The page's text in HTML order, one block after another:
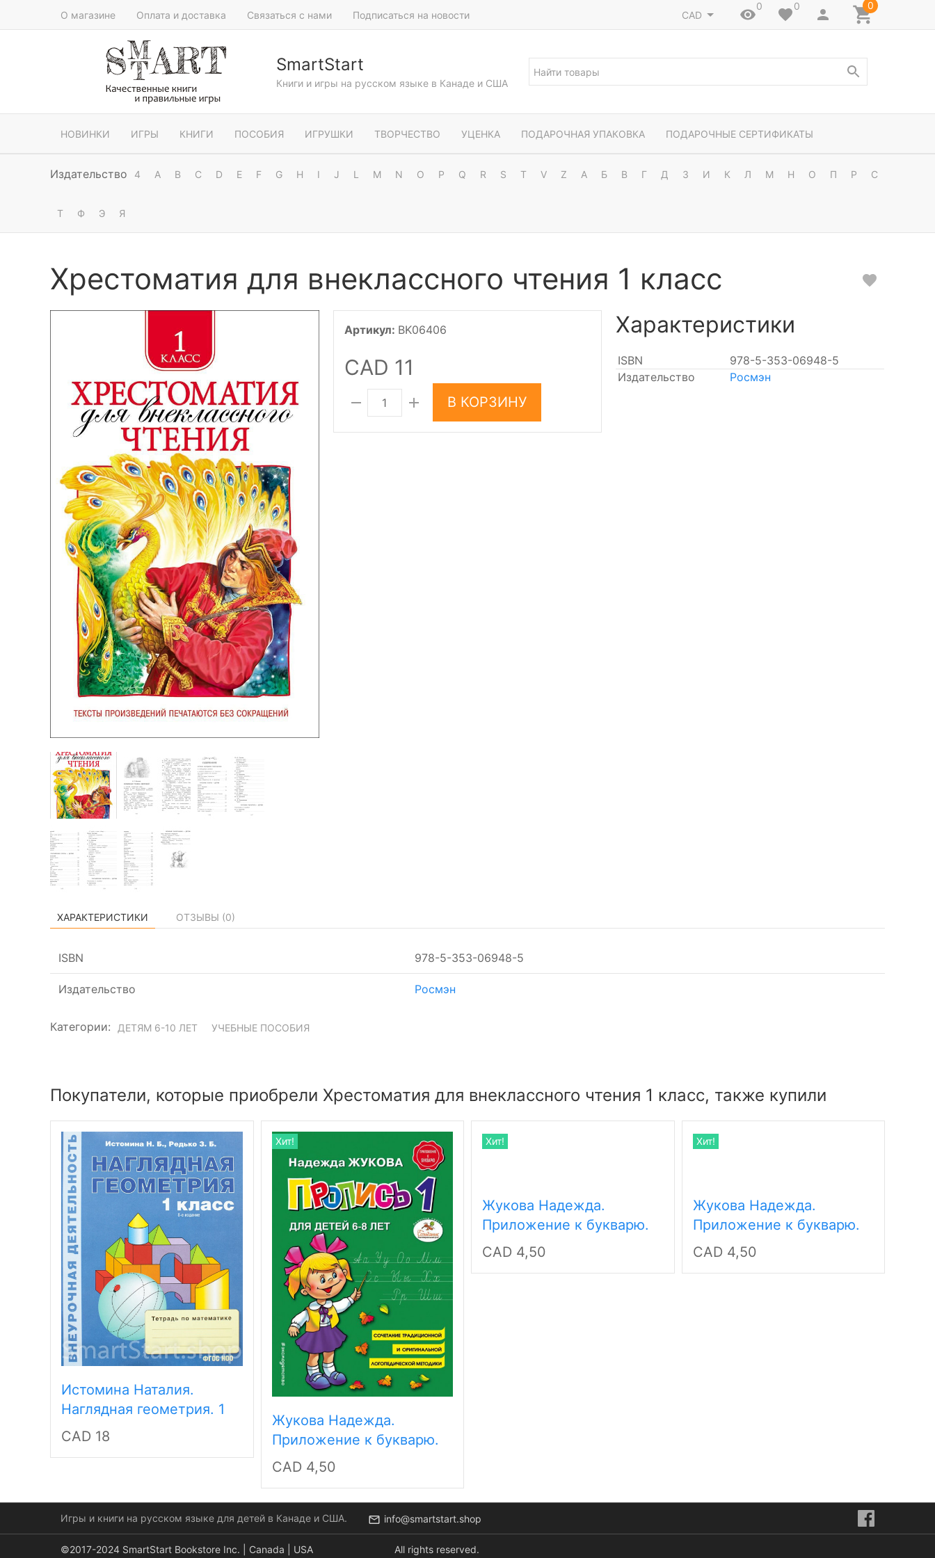
О магазине Оплата и доставка Связаться с нами Подписаться на новости CAD
0 0 0
SmartStart
Книги и игры на русском языке в Канаде и США
НОВИНКИ ИГРЫ КНИГИ ПОСОБИЯ ИГРУШКИ ТВОРЧЕСТВО УЦЕНКА ПОДАРОЧНАЯ УПАКОВКА ПОДАРОЧНЫЕ СЕРТИФИКАТЫ
Издательство 4 A B C D E F G H I J L M N O P Q R S T V Z А Б В Г Д З И К Л М Н О П Р С
Т Ф Э Я
Хрестоматия для внеклассного чтения 1 класс
Артикул: BK06406
CAD 11
В КОРЗИНУ
Характеристики
ISBN
978-5-353-06948-5
Издательство
Росмэн
ХАРАКТЕРИСТИКИ ОТЗЫВЫ (0)
ISBN 978-5-353-06948-5
Издательство Росмэн
Категории: ДЕТЯМ 6-10 ЛЕТ УЧЕБНЫЕ ПОСОБИЯ
Покупатели, которые приобрели Хрестоматия для внеклассного чтения 1 класс, также купили
Истомина Наталия.
Наглядная геометрия. 1
класс. Тетрадь.
CAD 18
Жукова Надежда.
Приложение к букварю.
Пропись 1
CAD 4,50
Хит!
Жукова Надежда.
Приложение к букварю.
Пропись 2
CAD 4,50
Хит!
Жукова Надежда.
Приложение к букварю.
Пропись 3
CAD 4,50
Хит!
Игры и книги на русском языке для детей в Канаде и США. info@smartstart.shop
©2017-2024 SmartStart Bookstore Inc. | Canada | USA All rights reserved.